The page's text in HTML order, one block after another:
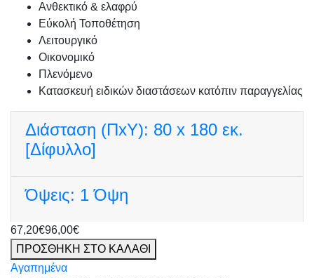
Ανθεκτικό & ελαφρύ
Εύκολή Τοποθέτηση
Λειτουργικό
Οικονομικό
Πλενόμενο
Κατασκευή ειδικών διαστάσεων κατόπιν παραγγελίας
Διάσταση (ΠxΥ): 80 x 180 εκ.
[Δίφυλλο]
Όψεις: 1 Όψη
67,20€96,00€
ΠΡΟΣΘΗΚΗ ΣΤΟ ΚΑΛΑΘΙ
Αγαπημένα